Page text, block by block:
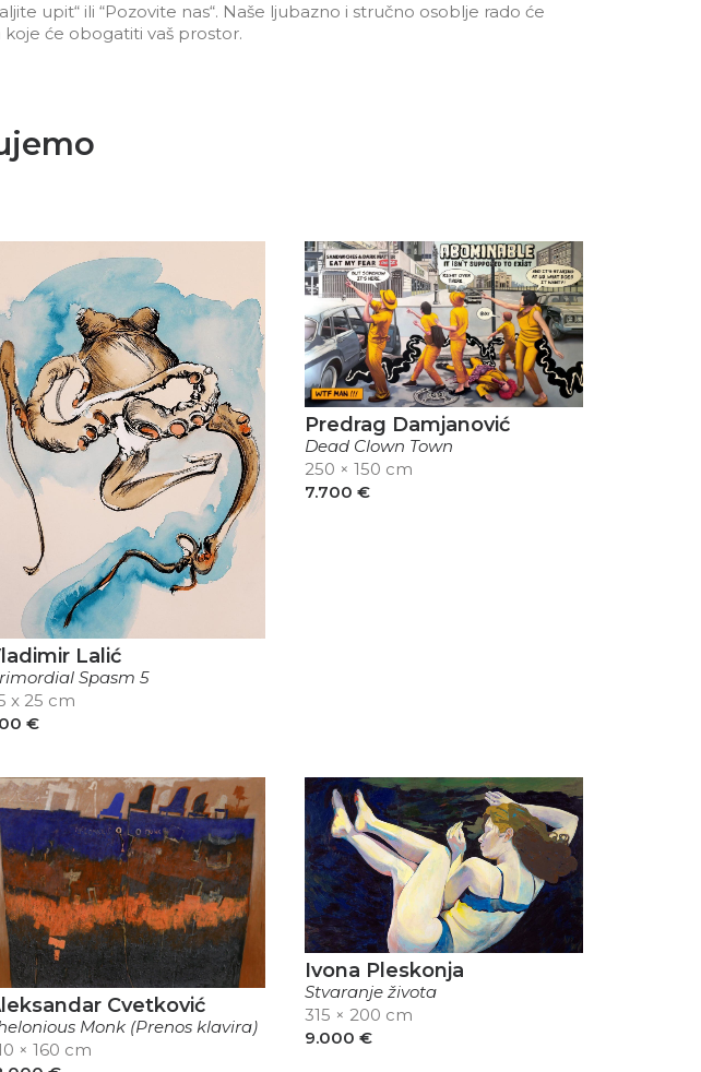
upit“ ili “Pozovite nas“. Naše ljubazno i stručno osoblje rado će
će obogatiti vaš prostor.
Lalić
Spasm 5
x 25 cm
€
Predrag Damjanović
Dead Clown Town
250 × 150 cm
7.700 €
Cvetković
Monk (Prenos klavira)
× 160 cm
Ivona Pleskonja
Stvaranje života
315 × 200 cm
9.000 €